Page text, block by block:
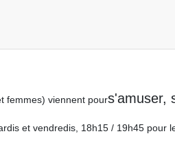
femmes) viennent pours'amuser,
et vendredis, 18h15 / 19h45